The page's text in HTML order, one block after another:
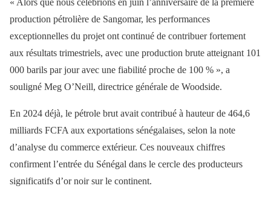
« Alors que nous célébrions en juin l’anniversaire de la première
production pétrolière de Sangomar, les performances
exceptionnelles du projet ont continué de contribuer fortement
aux résultats trimestriels, avec une production brute atteignant 101
000 barils par jour avec une fiabilité proche de 100 % », a
souligné Meg O’Neill, directrice générale de Woodside.
En 2024 déjà, le pétrole brut avait contribué à hauteur de 464,6
milliards FCFA aux exportations sénégalaises, selon la note
d’analyse du commerce extérieur. Ces nouveaux chiffres
confirment l’entrée du Sénégal dans le cercle des producteurs
significatifs d’or noir sur le continent.